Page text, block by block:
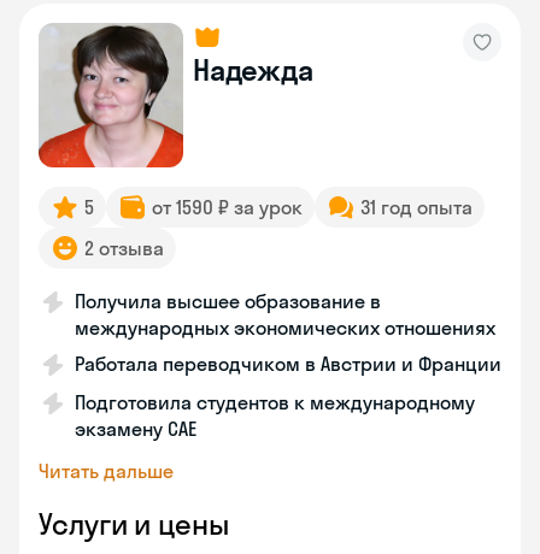
Надежда
5 от 1590 ₽ за урок
31 год опыта
2 отзыва
Получила высшее образование в
международных экономических отношениях
Работала переводчиком в Австрии и Франции
Подготовила студентов к международному
экзамену CAE
Читать дальше
Услуги и цены